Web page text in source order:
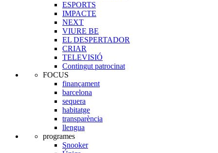
ESPORTS
IMPACTE
NEXT
VIURE BE
EL DESPERTADOR
CRIAR
TELEVISIÓ
Contingut patrocinat
FOCUS
finançament
barcelona
sequera
habitatge
transparència
llengua
programes
Snooker